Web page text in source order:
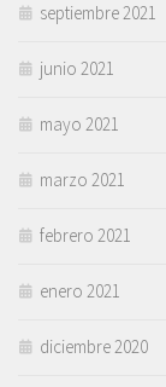
septiembre 2021
junio 2021
mayo 2021
marzo 2021
febrero 2021
enero 2021
diciembre 2020